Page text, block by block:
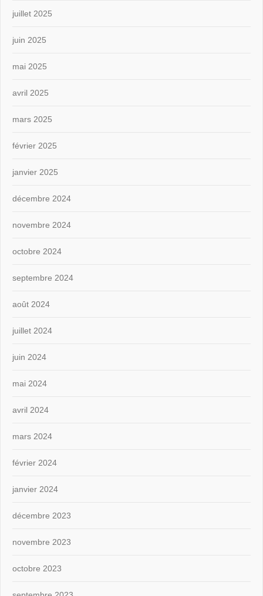
juillet 2025
juin 2025
mai 2025
avril 2025
mars 2025
février 2025
janvier 2025
décembre 2024
novembre 2024
octobre 2024
septembre 2024
août 2024
juillet 2024
juin 2024
mai 2024
avril 2024
mars 2024
février 2024
janvier 2024
décembre 2023
novembre 2023
octobre 2023